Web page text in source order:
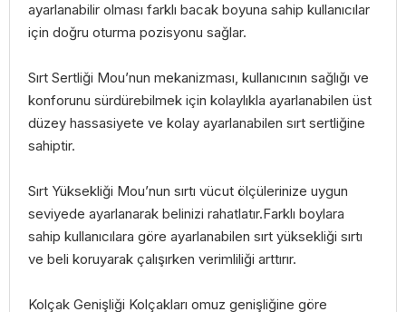
ayarlanabilir olması farklı bacak boyuna sahip kullanıcılar
için doğru oturma pozisyonu sağlar.
Sırt Sertliği Mou’nun mekanizması, kullanıcının sağlığı ve
konforunu sürdürebilmek için kolaylıkla ayarlanabilen üst
düzey hassasiyete ve kolay ayarlanabilen sırt sertliğine
sahiptir.
Sırt Yüksekliği Mou’nun sırtı vücut ölçülerinize uygun
seviyede ayarlanarak belinizi rahatlatır.Farklı boylara
sahip kullanıcılara göre ayarlanabilen sırt yüksekliği sırtı
ve beli koruyarak çalışırken verimliliği arttırır.
Kolçak Genişliği Kolçakları omuz genişliğine göre